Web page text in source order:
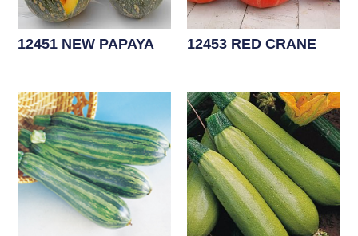
12451 NEW PAPAYA 12453 RED CRANE